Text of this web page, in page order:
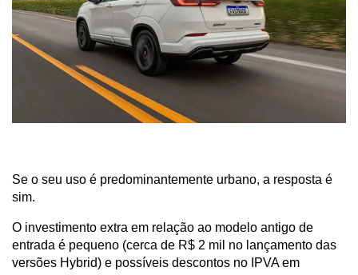
Se o seu uso é predominantemente urbano, a resposta é
sim.
O investimento extra em relação ao modelo antigo de
entrada é pequeno (cerca de R$ 2 mil no lançamento das
versões Hybrid) e possíveis descontos no IPVA em